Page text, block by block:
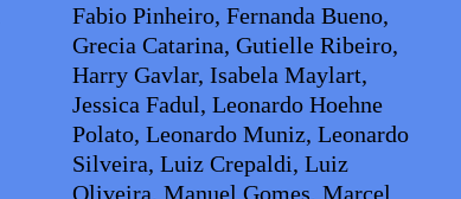
Fabio Pinheiro, Fernanda Bueno,
Grecia Catarina, Gutielle Ribeiro,
Harry Gavlar, Isabela Maylart,
Jessica Fadul, Leonardo Hoehne
Polato, Leonardo Muniz, Leonardo
Silveira, Luiz Crepaldi, Luiz
Oliveira, Manuel Gomes, Marcel